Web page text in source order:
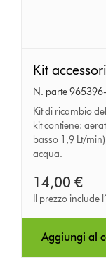
accessori
aeratore
Kit
N. parte
Kit di ricambio
kit contiene:
basso 1,9 Lt/
acqua.
14,00 €
Il prezzo include
Aggiungi al